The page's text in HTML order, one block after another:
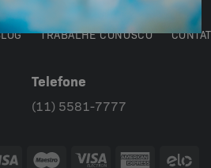
TRABALHE CONOSCO
Telefone
(11) 5581-7777